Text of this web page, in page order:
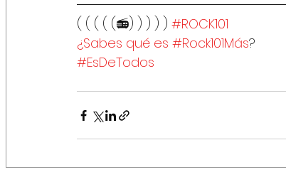
( ( ( ( (📻) ) ) ) ) #ROCK101
¿Sabes qué es #Rock101Más?
#EsDeTodos